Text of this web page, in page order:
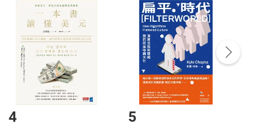
點選「瀏覽訂單明細」 「申請取消訂單/退
貨。
付款方式
Payment
完成訂單
Complete
號，下載書籍後看書
4 5